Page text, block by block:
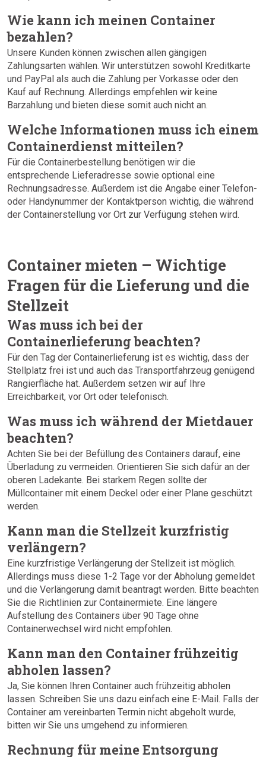
Wie kann ich meinen Container
bezahlen?
Unsere Kunden können zwischen allen gängigen
Zahlungsarten wählen. Wir unterstützen sowohl Kreditkarte
und PayPal als auch die Zahlung per Vorkasse oder den
Kauf auf Rechnung. Allerdings empfehlen wir keine
Barzahlung und bieten diese somit auch nicht an.
Welche Informationen muss ich einem
Containerdienst mitteilen?
Für die Containerbestellung benötigen wir die
entsprechende Lieferadresse sowie optional eine
Rechnungsadresse. Außerdem ist die Angabe einer Telefon-
oder Handynummer der Kontaktperson wichtig, die während
der Containerstellung vor Ort zur Verfügung stehen wird.
Container mieten – Wichtige
Fragen für die Lieferung und die
Stellzeit
Was muss ich bei der
Containerlieferung beachten?
Für den Tag der Containerlieferung ist es wichtig, dass der
Stellplatz frei ist und auch das Transportfahrzeug genügend
Rangierfläche hat. Außerdem setzen wir auf Ihre
Erreichbarkeit, vor Ort oder telefonisch.
Was muss ich während der Mietdauer
beachten?
Achten Sie bei der Befüllung des Containers darauf, eine
Überladung zu vermeiden. Orientieren Sie sich dafür an der
oberen Ladekante. Bei starkem Regen sollte der
Müllcontainer mit einem Deckel oder einer Plane geschützt
werden.
Kann man die Stellzeit kurzfristig
verlängern?
Eine kurzfristige Verlängerung der Stellzeit ist möglich.
Allerdings muss diese 1-2 Tage vor der Abholung gemeldet
und die Verlängerung damit beantragt werden. Bitte beachten
Sie die Richtlinien zur Containermiete. Eine längere
Aufstellung des Containers über 90 Tage ohne
Containerwechsel wird nicht empfohlen.
Kann man den Container frühzeitig
abholen lassen?
Ja, Sie können Ihren Container auch frühzeitig abholen
lassen. Schreiben Sie uns dazu einfach eine E-Mail. Falls der
Container am vereinbarten Termin nicht abgeholt wurde,
bitten wir Sie uns umgehend zu informieren.
Rechnung für meine Entsorgung